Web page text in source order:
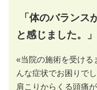
「体のバランス
と感じました。」
«当院の施術を受ける
んな症状でお困りで
肩こりからくる頭痛